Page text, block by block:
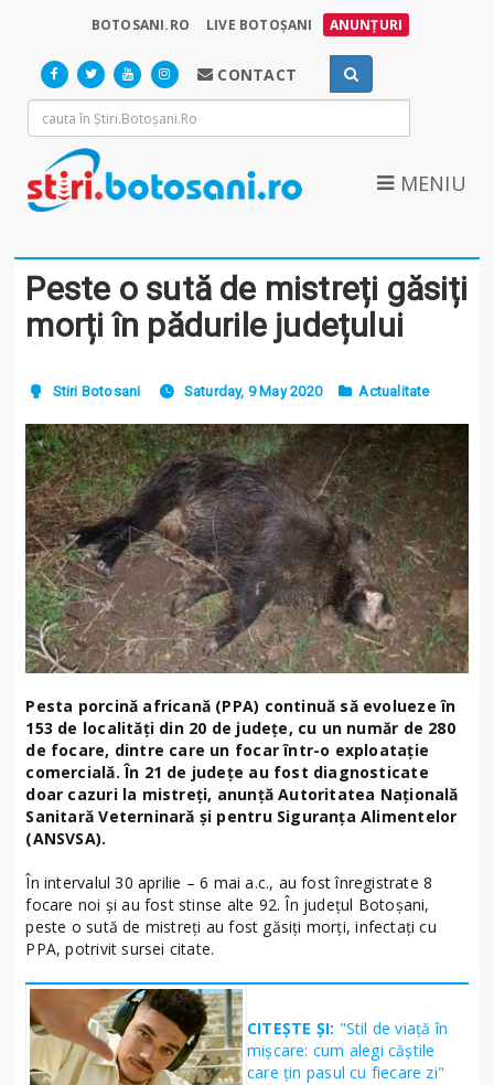
BOTOSANI.RO LIVE BOTOȘANI ANUNȚURI
CONTACT
MENIU
Peste o sută de mistreți găsiți
morți în pădurile județului
Stiri Botosani Saturday, 9 May 2020 Actualitate
Pesta porcină africană (PPA) continuă să evolueze în
153 de localităţi din 20 de judeţe, cu un număr de 280
de focare, dintre care un focar într-o exploataţie
comercială. În 21 de judeţe au fost diagnosticate
doar cazuri la mistreţi, anunță Autoritatea Națională
Sanitară Veterninară și pentru Siguranța Alimentelor
(ANSVSA).
În intervalul 30 aprilie – 6 mai a.c., au fost înregistrate 8
focare noi şi au fost stinse alte 92. În județul Botoșani,
peste o sută de mistreți au fost găsiți morți, infectați cu
PPA, potrivit sursei citate.
CITEȘTE ȘI: "Stil de viață în
mișcare: cum alegi căștile
care țin pasul cu fiecare zi"